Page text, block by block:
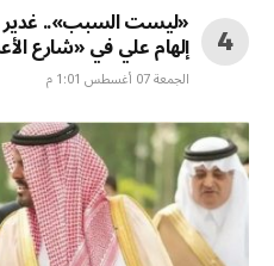
«ليست السبب».. غدير
إلهام علي في «شارع
الجمعة 07 أغسطس 1:01 م